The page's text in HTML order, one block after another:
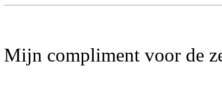
Mijn compliment voor de